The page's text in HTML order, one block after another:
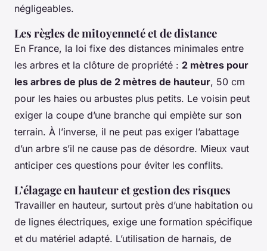
négligeables.
Les règles de mitoyenneté et de distance
En France, la loi fixe des distances minimales entre
les arbres et la clôture de propriété : 2 mètres pour
les arbres de plus de 2 mètres de hauteur, 50 cm
pour les haies ou arbustes plus petits. Le voisin peut
exiger la coupe d’une branche qui empiète sur son
terrain. À l’inverse, il ne peut pas exiger l’abattage
d’un arbre s’il ne cause pas de désordre. Mieux vaut
anticiper ces questions pour éviter les conflits.
L’élagage en hauteur et gestion des risques
Travailler en hauteur, surtout près d’une habitation ou
de lignes électriques, exige une formation spécifique
et du matériel adapté. L’utilisation de harnais, de